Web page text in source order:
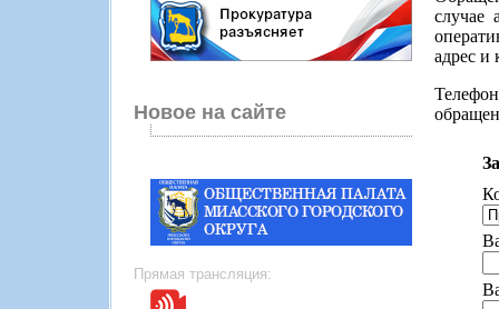
Новое на сайте
Прямая трансляция:
случае
адрес и